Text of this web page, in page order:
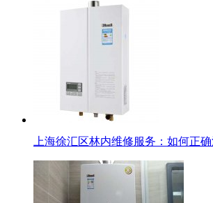
上海徐汇区林内维修服务：如何正